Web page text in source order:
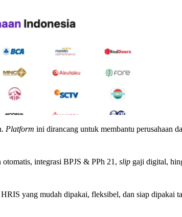
Platform ini dirancang untuk membantu perusahaan
integrasi BPJS & PPh 21, slip gaji digital,
yang mudah dipakai, fleksibel, dan siap dipakai